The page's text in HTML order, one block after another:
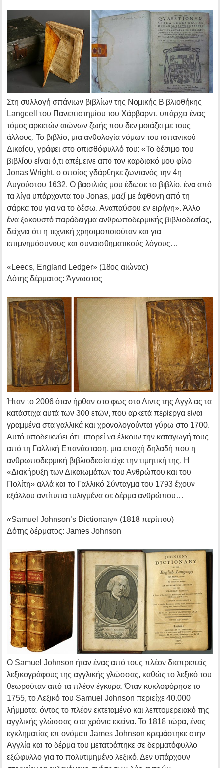
Στη συλλογή σπάνιων βιβλίων της Νομικής Βιβλιοθήκης
Langdell του Πανεπιστημίου του Χάρβαρντ, υπάρχει ένας
τόμος αρκετών αιώνων ζωής που δεν μοιάζει με τους
άλλους. Το βιβλίο, μια ανθολογία νόμων του ισπανικού
Δικαίου, γράφει στο οπισθόφυλλό του: «Το δέσιμο του
βιβλίου είναι ό,τι απέμεινε από τον καρδιακό μου φίλο
Jonas Wright, ο οποίος γδάρθηκε ζωντανός την 4η
Αυγούστου 1632. Ο βασιλιάς μου έδωσε το βιβλίο, ένα από
τα λίγα υπάρχοντα του Jonas, μαζί με άφθονη από τη
σάρκα του για να το δέσω. Αναπαύσου εν ειρήνη». Άλλο
ένα ξακουστό παράδειγμα ανθρωποδερμικής βιβλιοδεσίας,
δείχνει ότι η τεχνική χρησιμοποιούταν και για
επιμνημόσυνους και συναισθηματικούς λόγους…
«Leeds, England Ledger» (18ος αιώνας)
Δότης δέρματος: Άγνωστος
Ήταν το 2006 όταν ήρθαν στο φως στο Λιντς της Αγγλίας τα
κατάστιχα αυτά των 300 ετών, που αρκετά περίεργα είναι
γραμμένα στα γαλλικά και χρονολογούνται γύρω στο 1700.
Αυτό υποδεικνύει ότι μπορεί να έλκουν την καταγωγή τους
από τη Γαλλική Επανάσταση, μια εποχή δηλαδή που η
ανθρωποδερμική βιβλιοδεσία είχε την τιμητική της. Η
«Διακήρυξη των Δικαιωμάτων του Ανθρώπου και του
Πολίτη» αλλά και το Γαλλικό Σύνταγμα του 1793 έχουν
εξάλλου αντίτυπα τυλιγμένα σε δέρμα ανθρώπου…
«Samuel Johnson’s Dictionary» (1818 περίπου)
Δότης δέρματος: James Johnson
Ο Samuel Johnson ήταν ένας από τους πλέον διαπρεπείς
λεξικογράφους της αγγλικής γλώσσας, καθώς το λεξικό του
θεωρούταν από τα πλέον έγκυρα. Όταν κυκλοφόρησε το
1755, το Λεξικό του Samuel Johnson περιείχε 40.000
λήμματα, όντας το πλέον εκτεταμένο και λεπτομερειακό της
αγγλικής γλώσσας στα χρόνια εκείνα. Το 1818 τώρα, ένας
εγκληματίας επ ονόματι James Johnson κρεμάστηκε στην
Αγγλία και το δέρμα του μετατράπηκε σε δερματόφυλλο
εξώφυλλο για το πολυτιμημένο λεξικό. Δεν υπάρχουν